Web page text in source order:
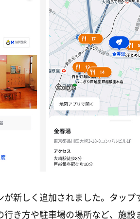
新しく追加されました。タップ
き方や駐車場の場所など、施設